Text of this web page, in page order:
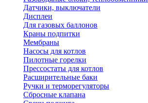
Датчики, выключатели
Дисплеи
Для газовых баллонов
Краны подпитки
Мембраны
Насосы для котлов
Пилотные горелки
Прессостаты для котлов
Расширительные баки
Ручки и терморегуляторы
Сбросные клапана